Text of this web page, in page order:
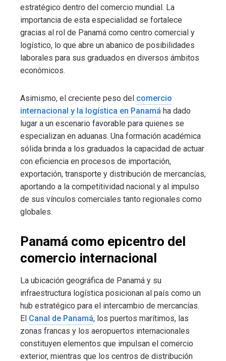
estratégico dentro del comercio mundial. La
importancia de esta especialidad se fortalece
gracias al rol de Panamá como centro comercial y
logístico, lo que abre un abanico de posibilidades
laborales para sus graduados en diversos ámbitos
económicos.
Asimismo, el creciente peso del comercio
internacional y la logística en Panamá ha dado
lugar a un escenario favorable para quienes se
especializan en aduanas. Una formación académica
sólida brinda a los graduados la capacidad de actuar
con eficiencia en procesos de importación,
exportación, transporte y distribución de mercancías,
aportando a la competitividad nacional y al impulso
de sus vínculos comerciales tanto regionales como
globales.
Panamá como epicentro del
comercio internacional
La ubicación geográfica de Panamá y su
infraestructura logística posicionan al país como un
hub estratégico para el intercambio de mercancías.
El Canal de Panamá, los puertos marítimos, las
zonas francas y los aeropuertos internacionales
constituyen elementos que impulsan el comercio
exterior, mientras que los centros de distribución